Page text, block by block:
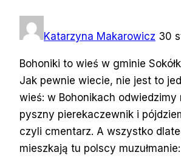
Katarzyna Makarowicz 30
Bohoniki to wieś w gminie
Jak pewnie wiecie, nie jest to
wieś: w Bohonikach odwiedzimy
pyszny pierekaczewnik i
czyli cmentarz. A wszystko
mieszkają tu polscy muzułmanie: